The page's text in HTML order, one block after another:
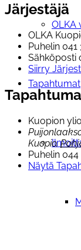
OLKA
Tapahtumat
Järjestäjä
OLKA
Puhelin 041
Sähköposti
Siirry
Kuopion
Kuopio,
Puhelin 044
Näytä